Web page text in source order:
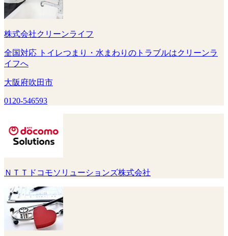
株式会社クリーンライフ
全国対応 トイレつまり・水まわりのトラブルはクリーンラ
イフへ
大阪府吹田市
0120-546593
ＮＴＴドコモソリューションズ株式会社